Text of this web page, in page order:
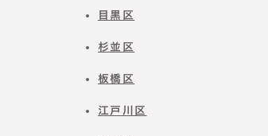
目黒区
杉並区
板橋区
江戸川区